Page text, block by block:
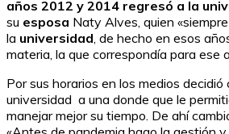
años 2012 y 2014 regresó a la
su esposa Naty Alves, quien
la universidad , de hecho en esos
materia, la que correspondía para ese
Por sus horarios en los medios decidió
universidad a una donde que le
manejar mejor su tiempo. De ahí